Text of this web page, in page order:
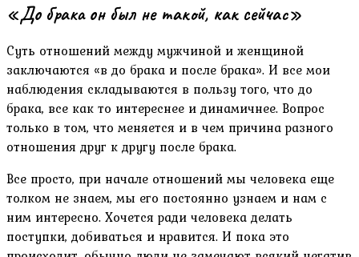
«До брака он был не такой, как сейчас»
Суть отношений между мужчиной и женщиной
заключаются «в до брака и после брака». И все мои
наблюдения складываются в пользу того, что до
брака, все как то интереснее и динамичнее. Вопрос
только в том, что меняется и в чем причина разного
отношения друг к другу после брака.
Все просто, при начале отношений мы человека еще
толком не знаем, мы его постоянно узнаем и нам с
ним интересно. Хочется ради человека делать
поступки, добиваться и нравится. И пока это